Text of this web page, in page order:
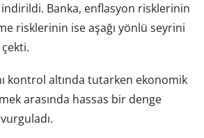
indirildi. Banka, enflasyon risklerinin
risklerinin ise aşağı yönlü seyrini
kontrol altında tutarken ekonomik
arasında hassas bir denge